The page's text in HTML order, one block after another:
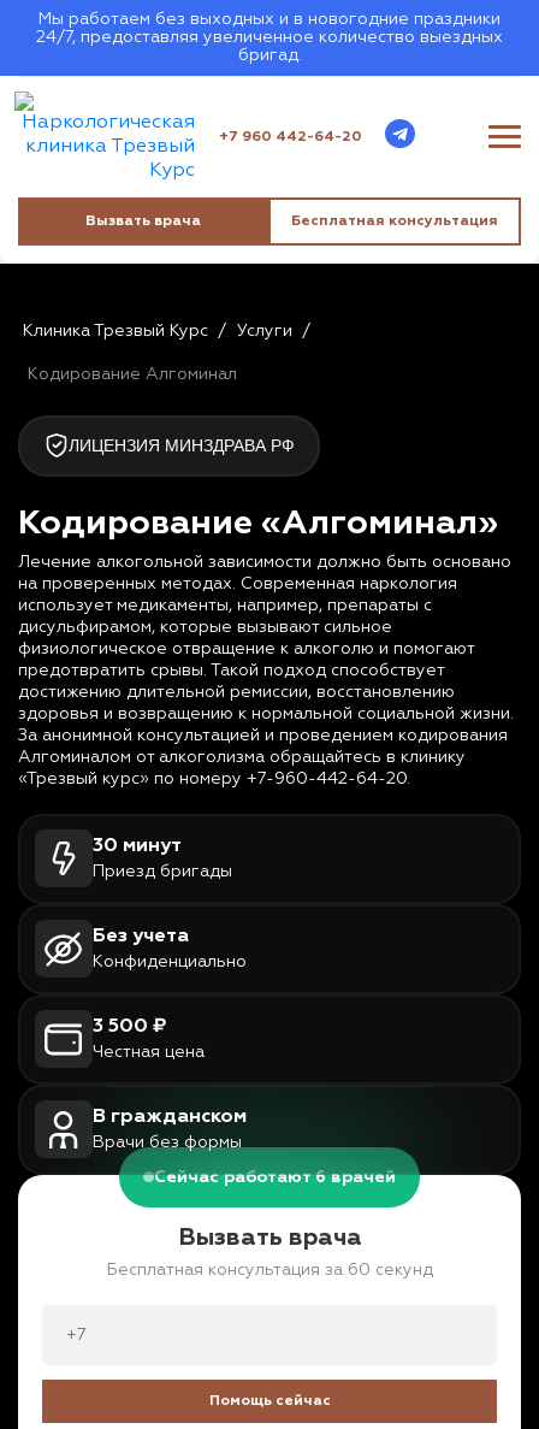
Мы работаем без выходных и в новогодние праздники
24/7, предоставляя увеличенное количество выездных
бригад.
+7 960 442-64-20
Вызвать врача Бесплатная консультация
Клиника Трезвый Курс / Услуги /
Кодирование Алгоминал
ЛИЦЕНЗИЯ МИНЗДРАВА РФ
Кодирование «Алгоминал»
Лечение алкогольной зависимости должно быть основано
на проверенных методах. Современная наркология
использует медикаменты, например, препараты с
дисульфирамом, которые вызывают сильное
физиологическое отвращение к алкоголю и помогают
предотвратить срывы. Такой подход способствует
достижению длительной ремиссии, восстановлению
здоровья и возвращению к нормальной социальной жизни.
За анонимной консультацией и проведением кодирования
Алгоминалом от алкоголизма обращайтесь в клинику
«Трезвый курс» по номеру +7-960-442-64-20.
30 минут
Приезд бригады
Без учета
Конфиденциально
3 500 ₽
Честная цена
В гражданском
Врачи без формы
Сейчас работают 6 врачей
Вызвать врача
Бесплатная консультация за 60 секунд
Помощь сейчас